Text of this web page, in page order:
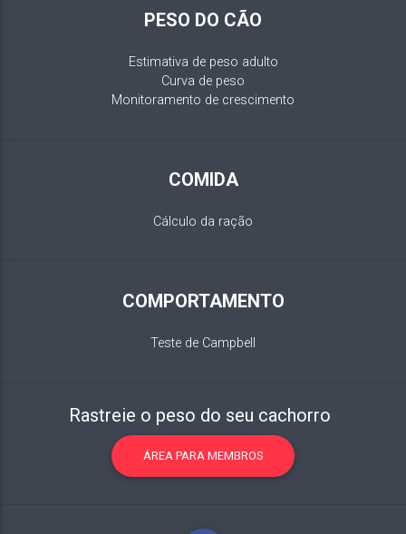
PESO DO CÃO
Estimativa de peso adulto
Curva de peso
Monitoramento de crescimento
COMIDA
Cálculo da ração
COMPORTAMENTO
Teste de Campbell
Rastreie o peso do seu cachorro
ÁREA PARA MEMBROS